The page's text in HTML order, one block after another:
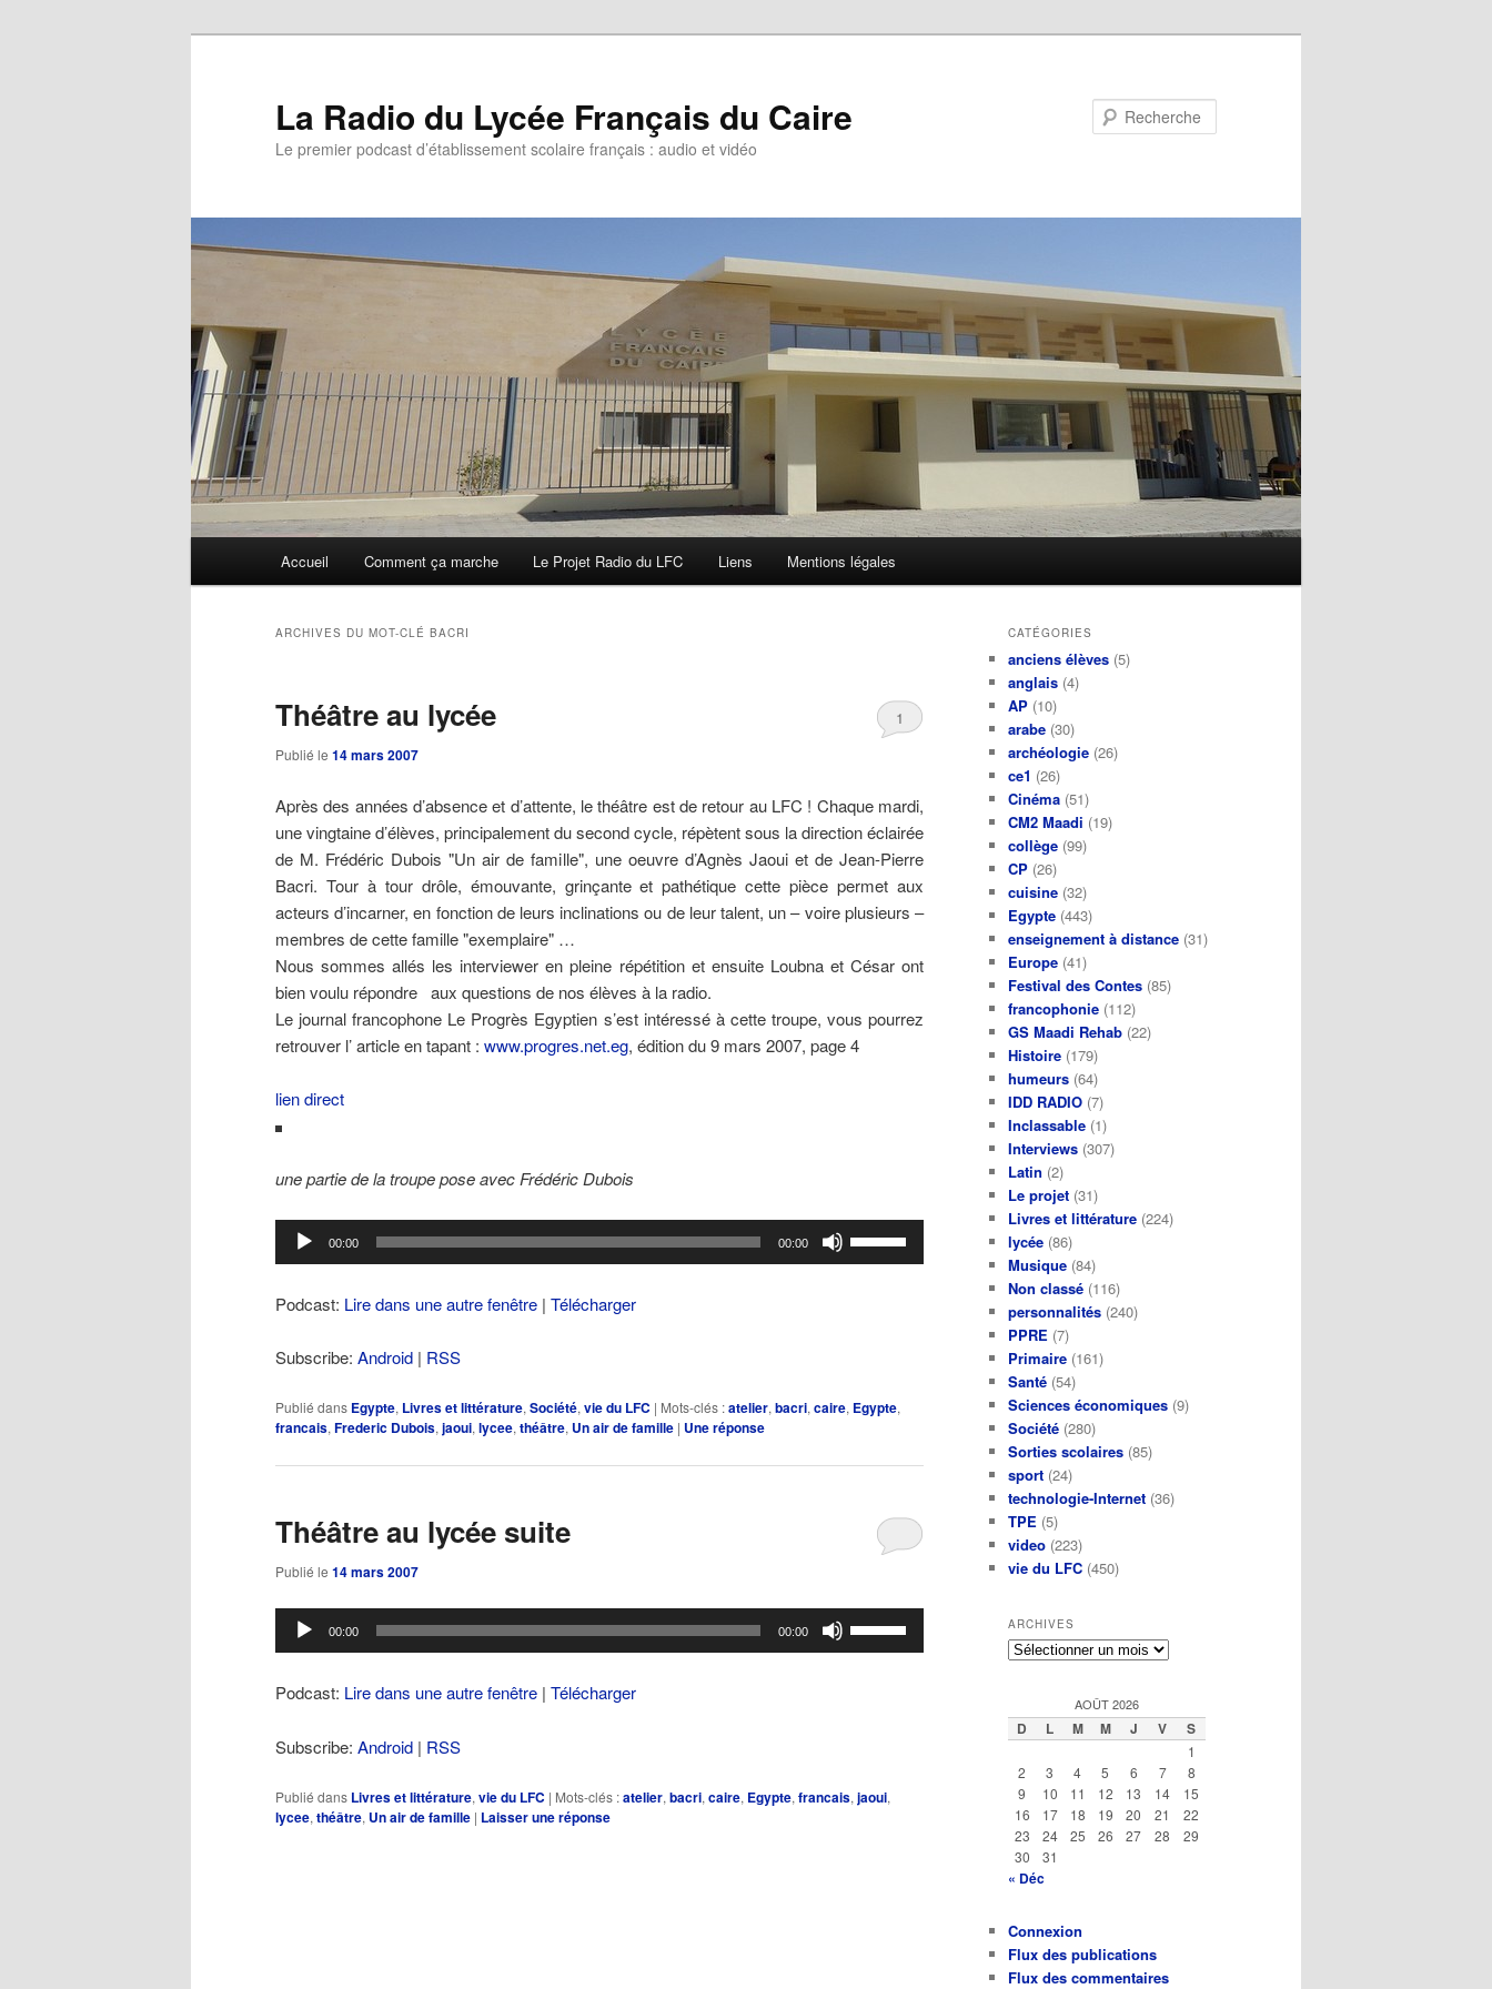
La Radio du Lycée Français du Caire
Le premier podcast d’établissement scolaire français : audio et vidéo
Aller
principal
Aller
secondaire
Accueil Comment ça marche Le Projet Radio du LFC Liens Mentions légales
ARCHIVES DU MOT-CLÉ BACRI
Théâtre au lycée
Publié le 14 mars 2007
1
Après des années d’absence et d’attente, le théâtre est de retour au LFC ! Chaque mardi,
une vingtaine d’élèves, principalement du second cycle, répètent sous la direction éclairée
de M. Frédéric Dubois "Un air de famille", une oeuvre d’Agnès Jaoui et de Jean-Pierre
Bacri. Tour à tour drôle, émouvante, grinçante et pathétique cette pièce permet aux
acteurs d’incarner, en fonction de leurs inclinations ou de leur talent, un – voire plusieurs –
membres de cette famille "exemplaire" …
Nous sommes allés les interviewer en pleine répétition et ensuite Loubna et César ont
bien voulu répondre aux questions de nos élèves à la radio.
Le journal francophone Le Progrès Egyptien s’est intéressé à cette troupe, vous pourrez
retrouver l’ article en tapant : www.progres.net.eg, édition du 9 mars 2007, page 4
lien direct
une partie de la troupe pose avec Frédéric Dubois
Lecteur
audio
00:00 00:00
diminuer
volume.
Podcast: Lire dans une autre fenêtre | Télécharger
Subscribe: Android | RSS
Publié dans Egypte, Livres et littérature,Société,vie du LFC | Mots-clés :atelier,bacri,caire, Egypte,
francais,Frederic Dubois,jaoui,lycee,théâtre, Un air de famille | Uneréponse
Théâtre au lycée suite
Publié le 14 mars 2007
Lecteur
audio
00:00 00:00
diminuer
Podcast: Lire dans une autre fenêtre | Télécharger
Subscribe: Android | RSS
Publié dans Livres et littérature, vie du LFC | Mots-clés :atelier, bacri, caire, Egypte, francais, jaoui,
lycee, théâtre, Un air de famille | Laisser une réponse
CATÉGORIES
anciens élèves (5)
anglais (4)
AP (10)
arabe (30)
archéologie (26)
ce1 (26)
Cinéma (51)
CM2 Maadi (19)
collège (99)
CP (26)
cuisine (32)
Egypte (443)
enseignement à distance (31)
Europe (41)
Festival des Contes (85)
francophonie (112)
GS Maadi Rehab (22)
Histoire (179)
humeurs (64)
IDD RADIO (7)
Inclassable (1)
Interviews (307)
Latin (2)
Le projet (31)
Livres et littérature (224)
lycée (86)
Musique (84)
Non classé (116)
personnalités (240)
PPRE (7)
Primaire (161)
Santé (54)
Sciences économiques (9)
Société (280)
Sorties scolaires (85)
sport (24)
technologie-Internet (36)
TPE (5)
video (223)
vie du LFC (450)
ARCHIVES
Archives
AOÛT 2026
D L M M J V S
1
2
3 4 5 6 7
8
9
10 11 12 13 14
15
16
17 18 19 20 21
22
23
24 25 26 27 28
29
30
31
« Déc
Connexion
Flux des publications
Flux des commentaires